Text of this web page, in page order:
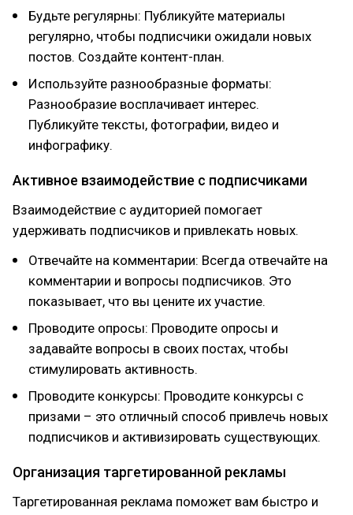
Будьте регулярны: Публикуйте материалы
регулярно, чтобы подписчики ожидали новых
постов. Создайте контент-план.
Используйте разнообразные форматы:
Разнообразие восплачивает интерес.
Публикуйте тексты, фотографии, видео и
инфографику.
Активное взаимодействие с подписчиками
Взаимодействие с аудиторией помогает
удерживать подписчиков и привлекать новых.
Отвечайте на комментарии: Всегда отвечайте на
комментарии и вопросы подписчиков. Это
показывает, что вы цените их участие.
Проводите опросы: Проводите опросы и
задавайте вопросы в своих постах, чтобы
стимулировать активность.
Проводите конкурсы: Проводите конкурсы с
призами – это отличный способ привлечь новых
подписчиков и активизировать существующих.
Организация таргетированной рекламы
Таргетированная реклама поможет вам быстро и